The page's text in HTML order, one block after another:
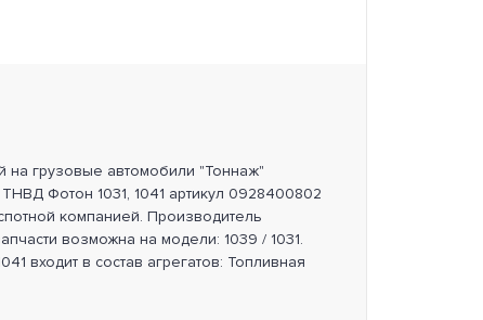
на грузовые автомобили "Тоннаж"
ТНВД Фотон 1031, 1041 артикул 0928400802
компанией. Производитель
возможна на модели: 1039 / 1031.
входит в состав агрегатов: Топливная